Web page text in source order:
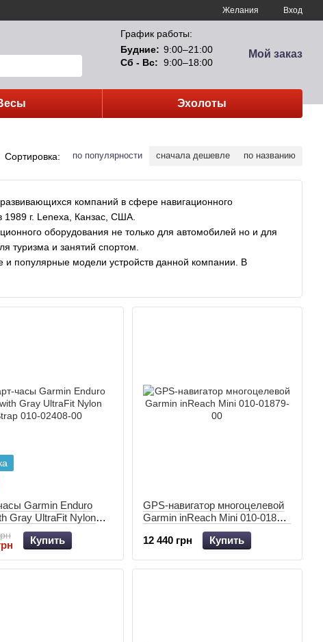
Желания Вход
График работы:
Будние: 9:00–21:00
Сб - Вс: 9:00–18:00
Мой заказ
Эхолоты
Сортировка: по популярности сначала дешевле по названию
компаний в сфере навигационного
г. Lenexa, Канзас, США.
оборудования не только для автомобилей но и для
туризма и занятий спортом.
популярные модели устройств данной компании. В
Garmin Enduro
Gray UltraFit Nylon
02408-00
Купить
GPS-навигатор многоцелевой
Garmin inReach Mini 010-01879-
12 440 грн
Купить